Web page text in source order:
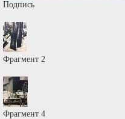
Подпись
Фрагмент 2
Фрагмент 4